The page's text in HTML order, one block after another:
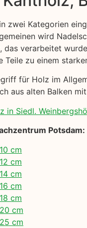
zwei Kategorien
wird
das verarbeitet
Teile zu einem
für Holz im
aus alten Balken
in Siedl.
Potsdam:
cm
cm
cm
cm
cm
cm
cm